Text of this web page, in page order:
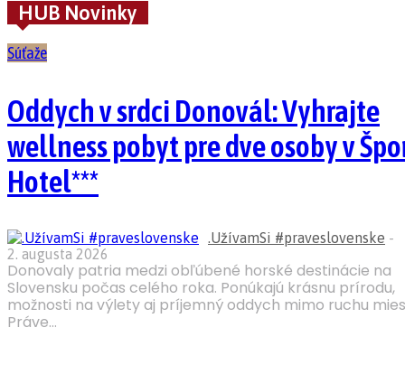
HUB Novinky
Súťaže
Oddych v srdci Donovál: Vyhrajte
wellness pobyt pre dve osoby v
Hotel***
.UžívamSi #praveslovenske -
2. augusta 2026
Donovaly patria medzi obľúbené horské destinácie na
Slovensku počas celého roka. Ponúkajú krásnu prírodu,
možnosti na výlety aj príjemný oddych mimo ruchu
Práve...